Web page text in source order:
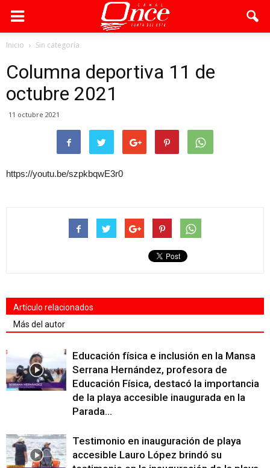
Inicio Sin categoría
Columna deportiva 11 de
octubre 2021
11 octubre 2021
https://youtu.be/szpkbqwE3r0
Artículo relacionados
Más del autor
Educación física e inclusión en la Mansa
Serrana Hernández, profesora de
Educación Física, destacó la importancia
de la playa accesible inaugurada en la
Parada...
Testimonio en inauguración de playa
accesible Lauro López brindó su